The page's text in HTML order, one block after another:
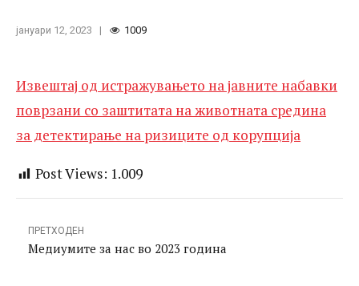
јануари 12, 2023 1009
Извештај од истражувањето на јавните набавки
поврзани со заштитата на животната средина
за детектирање на ризиците од корупција
Post Views: 1.009
ПРЕТХОДЕН
Медиумите за нас во 2023 година